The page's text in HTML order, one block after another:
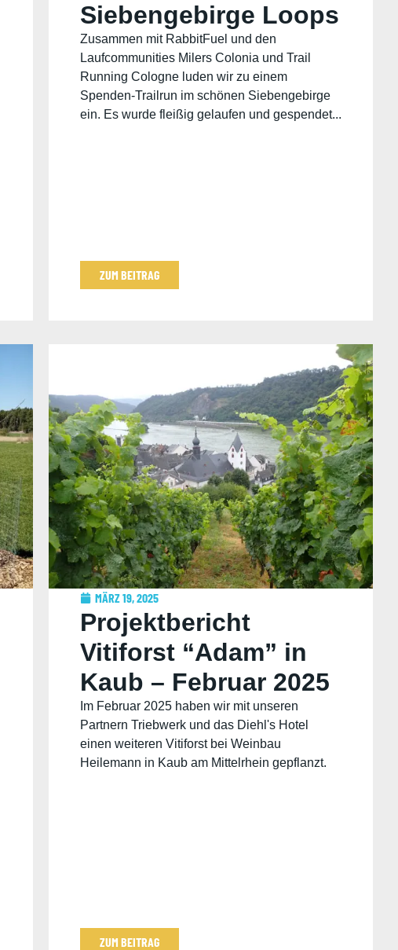
Siebengebirge Loops
Zusammen mit RabbitFuel und den
Laufcommunities Milers Colonia und Trail
Running Cologne luden wir zu einem
Spenden-Trailrun im schönen Siebengebirge
ein. Es wurde fleißig gelaufen und gespendet...
ZUM BEITRAG
MÄRZ 19, 2025
Projektbericht
Vitiforst “Adam” in
Kaub – Februar 2025
Im Februar 2025 haben wir mit unseren
Partnern Triebwerk und das Diehl's Hotel
einen weiteren Vitiforst bei Weinbau
Heilemann in Kaub am Mittelrhein gepflanzt.
ZUM BEITRAG